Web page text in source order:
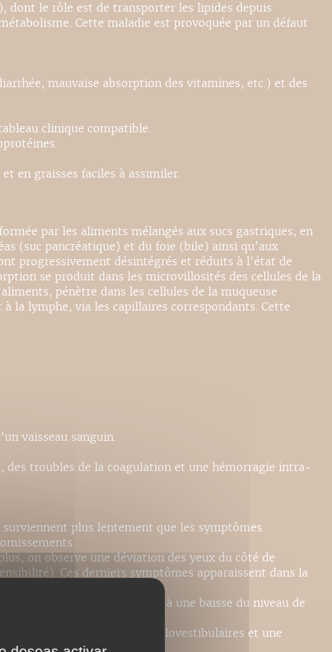
dont le rôle est de transporter les lipides depuis
Cette maladie est provoquée par un défaut
mauvaise absorption des vitamines, etc.) et des
clinique compatible.
en graisses faciles à assimiler.
par les aliments mélangés aux sucs gastriques, en
(suc pancréatique) et du foie (bile) ainsi qu'aux
progressivement désintégrés et réduits à l'état de
se produit dans les microvillosités des cellules de la
pénètre dans les cellules de la muqueuse
la lymphe, via les capillaires correspondants. Cette
vaisseau sanguin.
des troubles de la coagulation et une hémorragie intra-
plus lentement que les symptômes
on observe une déviation des yeux du côté de
Ces derniers symptômes apparaissent dans la
controlatérale associées à une baisse du niveau de
oculocéphaliques et oculovestibulaires et une